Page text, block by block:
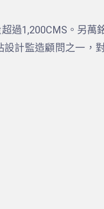
過1,200CMS。另萬
計監造顧問之一，